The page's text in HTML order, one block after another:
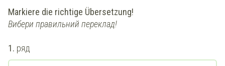
Markiere die richtige Übersetzung!
Вибери правильний переклад!
1. ряд